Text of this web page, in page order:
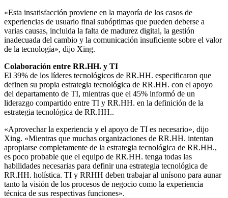
«Esta insatisfacción proviene en la mayoría de los casos de
experiencias de usuario final subóptimas que pueden deberse a
varias causas, incluida la falta de madurez digital, la gestión
inadecuada del cambio y la comunicación insuficiente sobre el valor
de la tecnología», dijo Xing.
Colaboración entre RR.HH. y TI
El 39% de los líderes tecnológicos de RR.HH. especificaron que
definen su propia estrategia tecnológica de RR.HH. con el apoyo
del departamento de TI, mientras que el 45% informó de un
liderazgo compartido entre TI y RR.HH. en la definición de la
estrategia tecnológica de RR.HH..
«Aprovechar la experiencia y el apoyo de TI es necesario», dijo
Xing. «Mientras que muchas organizaciones de RR.HH. intentan
apropiarse completamente de la estrategia tecnológica de RR.HH.,
es poco probable que el equipo de RR.HH. tenga todas las
habilidades necesarias para definir una estrategia tecnológica de
RR.HH. holística. TI y RRHH deben trabajar al unísono para aunar
tanto la visión de los procesos de negocio como la experiencia
técnica de sus respectivas funciones».